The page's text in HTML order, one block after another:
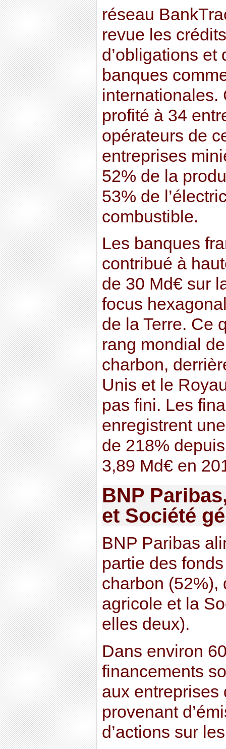
réseau
revue les
d’obligations et
banques
internationales.
profité à 34
opérateurs de
entreprises
52% de la
53% de
combustible.
Les banques
contribué à
de 30 Md€ sur
focus
de la Terre. Ce
rang mondial
charbon,
Unis et le
pas fini. Les
enregistrent
de 218%
3,89 Md€ en
BNP
et Société
BNP Paribas
partie des
charbon (52%),
agricole et la
elles deux).
Dans environ
financements
aux entreprises
provenant
d’actions sur